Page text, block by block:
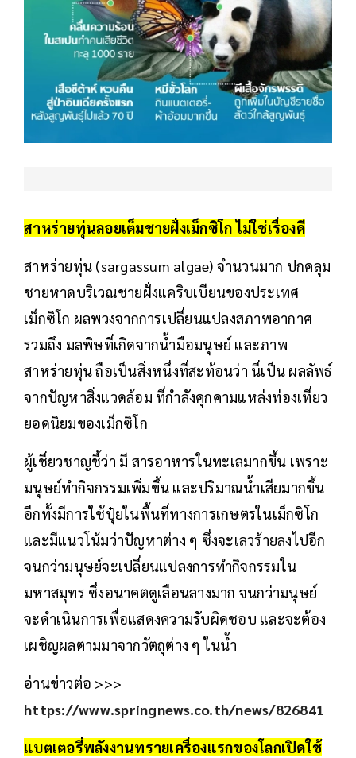
สาหร่ายทุ่นลอยเต็มชายฝั่งเม็กซิโก ไม่ใช่เรื่องดี
สาหร่ายทุ่น (sargassum algae) จำนวนมาก ปกคลุม
ชายหาดบริเวณชายฝั่งแคริบเบียนของประเทศ
เม็กซิโก ผลพวงจากการเปลี่ยนแปลงสภาพอากาศ
รวมถึง มลพิษที่เกิดจากน้ำมือมนุษย์ และภาพ
สาหร่ายทุ่น ถือเป็นสิ่งหนึ่งที่สะท้อนว่า นี่เป็น ผลลัพธ์
จากปัญหาสิ่งแวดล้อม ที่กำลังคุกคามแหล่งท่องเที่ยว
ยอดนิยมของเม็กซิโก
ผู้เชี่ยวชาญชี้ว่า มี สารอาหารในทะเลมากขึ้น เพราะ
มนุษย์ทำกิจกรรมเพิ่มขึ้น และปริมาณน้ำเสียมากขึ้น
อีกทั้งมีการใช้ปุ๋ยในพื้นที่ทางการเกษตรในเม็กซิโก
และมีแนวโน้มว่าปัญหาต่าง ๆ ซึ่งจะเลวร้ายลงไปอีก
จนกว่ามนุษย์จะเปลี่ยนแปลงการทำกิจกรรมใน
มหาสมุทร ซึ่งอนาคตดูเลือนลางมาก จนกว่ามนุษย์
จะดำเนินการเพื่อแสดงความรับผิดชอบ และจะต้อง
เผชิญผลตามมาจากวัตถุต่าง ๆ ในน้ำ
อ่านข่าวต่อ >>>
https://www.springnews.co.th/news/826841
แบตเตอรี่พลังงานทรายเครื่องแรกของโลกเปิดใช้